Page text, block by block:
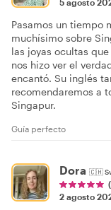
5 agosto
Pasamos un tiempo
muchísimo sobre
las joyas ocultas
nos hizo ver el
encantó. Su inglés
recomendaremos a
Singapur.
Guía perfecto
Dora 🇨🇭
2 agosto